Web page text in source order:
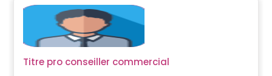
Titre pro conseiller commercial